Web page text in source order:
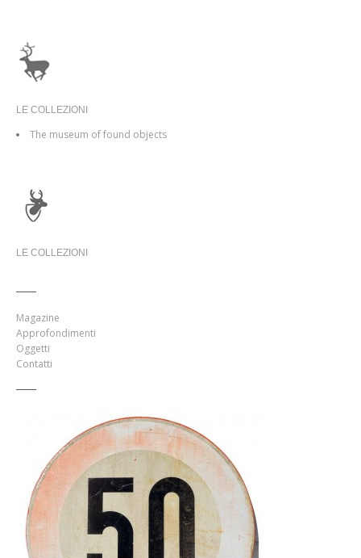
LE COLLEZIONI
The museum of found objects
LE COLLEZIONI
Magazine
Approfondimenti
Oggetti
Contatti